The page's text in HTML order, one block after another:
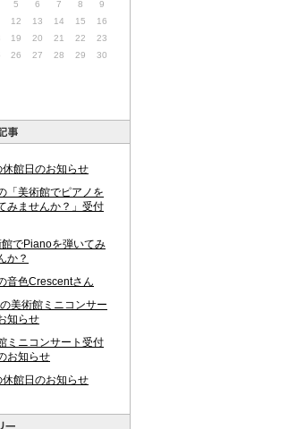
5 6 7 8
9
12 13 14 15
16
19 20 21 22
23
26 27 28 29
30
休館日のお知らせ
「美術館でピアノを
みませんか？」受付
館でPianoを弾いてみ
か？
音色Crescentさん
美術館ミニコンサー
知らせ
ミニコンサート受付
お知らせ
休館日のお知らせ